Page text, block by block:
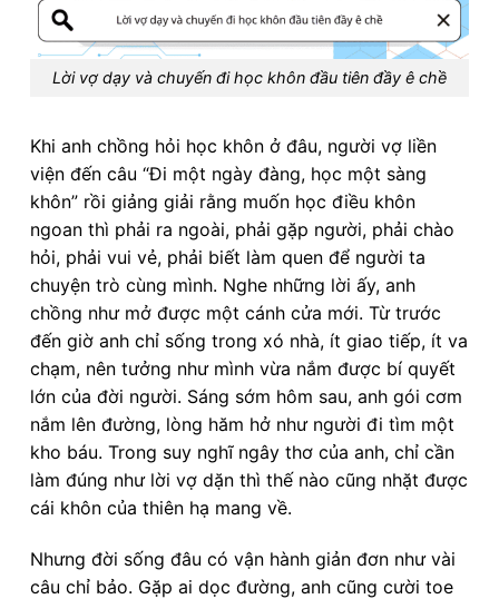
Lời vợ dạy và chuyến đi học khôn đầu tiên đầy ê chề
Khi anh chồng hỏi học khôn ở đâu, người vợ liền
viện đến câu “Đi một ngày đàng, học một sàng
khôn” rồi giảng giải rằng muốn học điều khôn
ngoan thì phải ra ngoài, phải gặp người, phải chào
hỏi, phải vui vẻ, phải biết làm quen để người ta
chuyện trò cùng mình. Nghe những lời ấy, anh
chồng như mở được một cánh cửa mới. Từ trước
đến giờ anh chỉ sống trong xó nhà, ít giao tiếp, ít va
chạm, nên tưởng như mình vừa nắm được bí quyết
lớn của đời người. Sáng sớm hôm sau, anh gói cơm
nắm lên đường, lòng hăm hở như người đi tìm một
kho báu. Trong suy nghĩ ngây thơ của anh, chỉ cần
làm đúng như lời vợ dặn thì thế nào cũng nhặt được
cái khôn của thiên hạ mang về.
Nhưng đời sống đâu có vận hành giản đơn như vài
câu chỉ bảo. Gặp ai dọc đường, anh cũng cười toe